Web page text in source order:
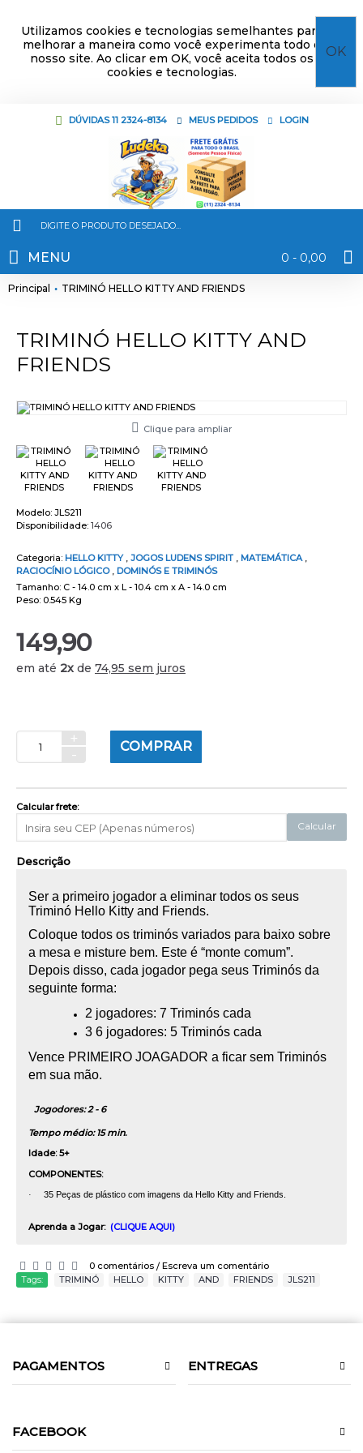
Utilizamos cookies e tecnologias semelhantes para
melhorar a maneira como você experimenta todo o
nosso site. Ao clicar em OK, você aceita todos os
cookies e tecnologias.
OK
DÚVIDAS 11 2324-8134 MEUS PEDIDOS LOGIN
0 - 0,00
MENU
Principal TRIMINÓ HELLO KITTY AND FRIENDS
TRIMINÓ HELLO KITTY AND
FRIENDS
Clique para ampliar
Modelo: JLS211
Disponibilidade: 1406
Categoria: HELLO KITTY , JOGOS LUDENS SPIRIT , MATEMÁTICA ,
RACIOCÍNIO LÓGICO , DOMINÓS E TRIMINÓS
Tamanho: C - 14.0 cm x L - 10.4 cm x A - 14.0 cm
Peso: 0.545 Kg
149,90
em até 2x de 74,95 sem juros
+
-
COMPRAR
Calcular frete:
Calcular
Descrição
Ser a primeiro jogador a eliminar todos os seus
Triminó Hello Kitty and Friends.
Coloque todos os triminós variados para baixo sobre
a mesa e misture bem. Este é “monte comum”.
Depois disso, cada jogador pega seus Triminós da
seguinte forma:
2 jogadores: 7 Triminós cada
3 6 jogadores: 5 Triminós cada
Vence PRIMEIRO JOAGADOR a ficar sem Triminós
em sua mão.
Jogodores: 2 - 6
Tempo médio: 15 min.
Idade: 5+
COMPONENTES:
· 35 Peças de plástico com imagens da Hello Kitty and Friends.
Aprenda a Jogar: (CLIQUE AQUI)
0 comentários /Escreva um comentário
Tags:
TRIMINÓ HELLO KITTY AND FRIENDS JLS211
PAGAMENTOS ENTREGAS
FACEBOOK